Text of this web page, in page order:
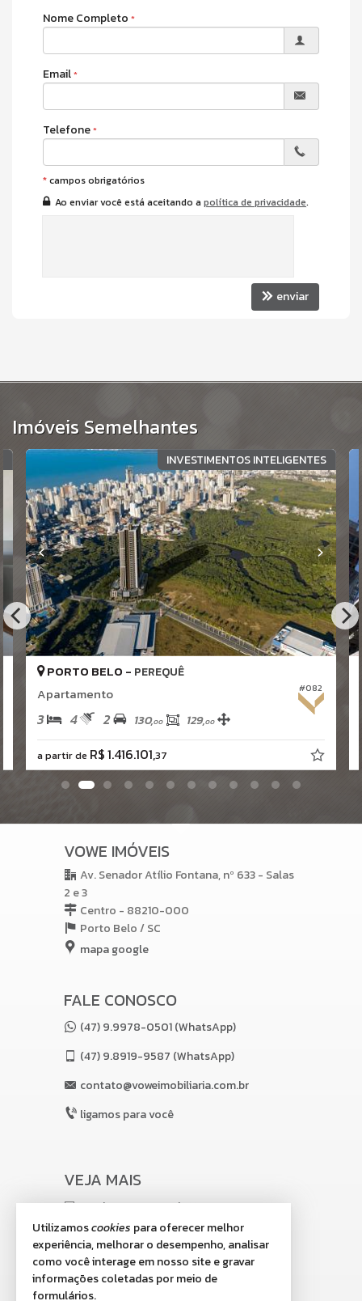
Nome Completo
Email
Telefone
*campos obrigatórios
Ao enviar você está aceitando apolítica de privacidade.
enviar
Imóveis Semelhantes
INVESTIMENTOS INTELIGENTES
#082
PORTO BELO - PEREQUÊ
Apartamento
3 4 2 130,00 129,00
a partir de R$ 1.416.101,37
VOWE IMÓVEIS
Av. Senador Atílio Fontana, nº 633 - Salas
2 e 3
Centro - 88210-000
Porto Belo /SC
mapa google
FALE CONOSCO
(47) 9.9978-0501 (WhatsApp)
(47)9.8919-9587 (WhatsApp)
contato@voweimobiliaria.com.br
ligamos para você
VEJA MAIS
receba nosso newsletter
indicadores financeiros
cadastre seu imóvel
imóveis favoritos
Utilizamoscookies para oferecer melhor
experiência, melhorar o desempenho, analisar
como você interage em nosso site e gravar
informações coletadas por meio de
formulários.